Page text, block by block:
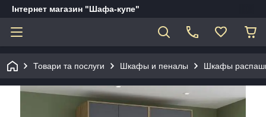
Інтернет магазин "Шафа-купе"
Товари та послуги Шкафы и пеналы Шкафы